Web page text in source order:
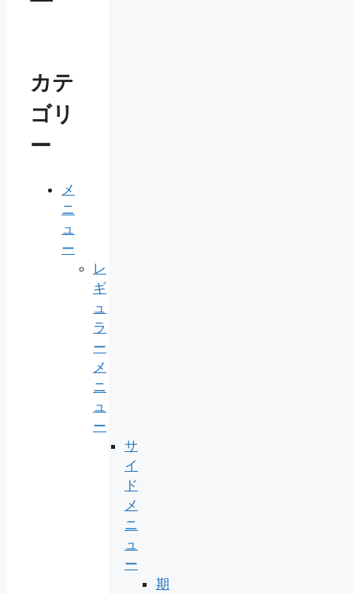
カテ
ゴリ
ー
メ
ニ
ュ
ー
レ
ギ
ュ
ラ
ー
メ
ニ
ュ
ー
サ
イ
ド
メ
ニ
ュ
ー
期